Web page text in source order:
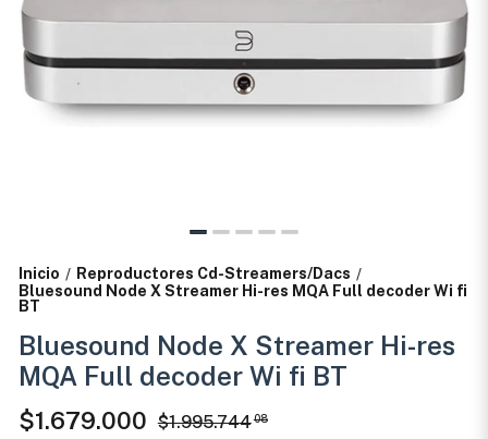
Inicio / Reproductores Cd-Streamers/Dacs /
Bluesound Node X Streamer Hi-res MQA Full decoder Wi fi
BT
Bluesound Node X Streamer Hi-res
MQA Full decoder Wi fi BT
$1.679.000 $1.995.74408